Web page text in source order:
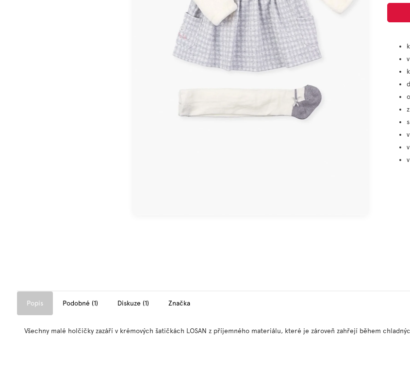
Popis Podobné (1) Diskuze (1) Značka
Všechny malé holčičky zazáří v krémových šatičkách LOSAN z příjemného materiálu, které je zároveň zahřejí během